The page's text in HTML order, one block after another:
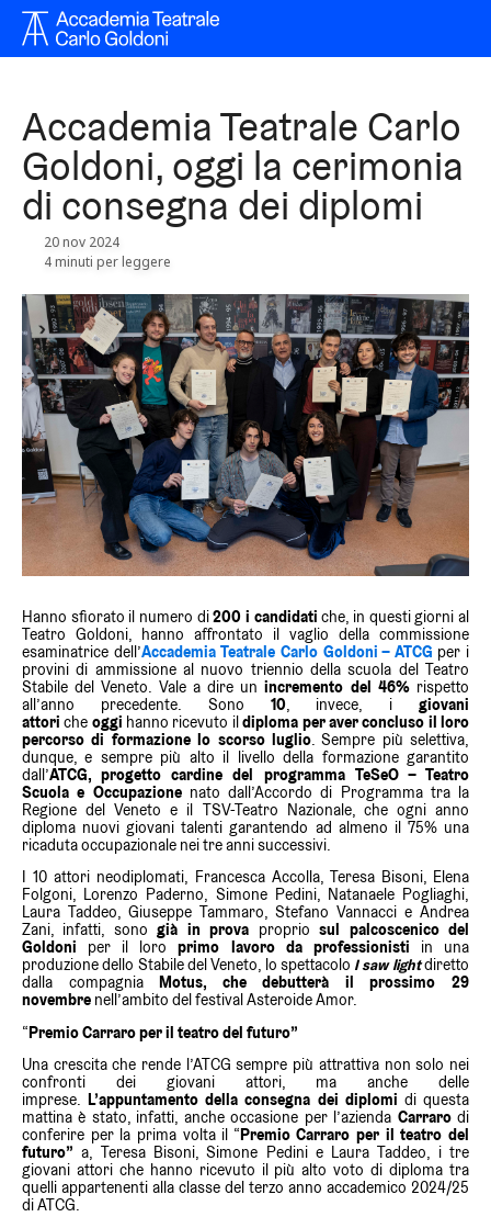
Accademia Teatrale Carlo
Goldoni, oggi la cerimonia
di consegna dei diplomi
20 nov 2024
4 minuti per leggere
Hanno sfiorato il numero di200 i candidati che, in questi giorni al
Teatro Goldoni, hanno affrontato il vaglio della commissione
esaminatrice dell’Accademia Teatrale Carlo Goldoni – ATCG per i
provini di ammissione al nuovo triennio della scuola del Teatro
Stabile del Veneto. Vale a dire unincremento del 46% rispetto
all’anno precedente. Sono 10, invece, i giovani
attori che oggi hanno ricevuto ildiploma per aver concluso il loro
percorso di formazione lo scorso luglio. Sempre più selettiva,
dunque, e sempre più alto il livello della formazione garantito
dall’ATCG, progetto cardine del programma TeSeO – Teatro
Scuola e Occupazione nato dall’Accordo di Programma tra la
Regione del Veneto e il TSV-Teatro Nazionale, che ogni anno
diploma nuovi giovani talenti garantendo ad almeno il 75% una
ricaduta occupazionale nei tre anni successivi.
I 10 attori neodiplomati, Francesca Accolla, Teresa Bisoni, Elena
Folgoni, Lorenzo Paderno, Simone Pedini, Natanaele Pogliaghi,
Laura Taddeo, Giuseppe Tammaro, Stefano Vannacci e Andrea
Zani, infatti, sonogià in prova propriosul palcoscenico del
Goldoni per il loroprimo lavoro da professionisti in una
produzione dello Stabile del Veneto, lo spettacolo I saw lightdiretto
dalla compagnia
Motus, che debutterà il prossimo 29
novembre nell’ambito del festival Asteroide Amor.
“ Premio Carraro per il teatro del futuro”
Una crescita che rende l’ATCG sempre più attrattiva non solo nei
confronti dei giovani attori, ma anche delle
imprese. L’appuntamento della consegna dei diplomi di questa
mattina è stato, infatti, anche occasione per l’azienda Carrarodi
conferire per la prima volta il “ Premio Carraro per il teatro del
futuro” a, Teresa Bisoni, Simone Pedini e Laura Taddeo, i tre
giovani attori che hanno ricevuto il più alto voto di diploma tra
quelli appartenenti alla classe del terzo anno accademico 2024/25
di ATCG.